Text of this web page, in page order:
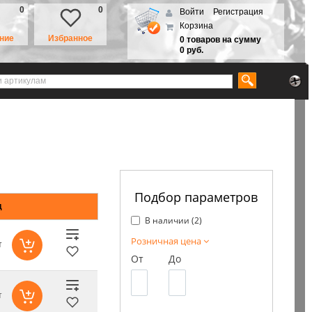
0
Избранное
0 Войти
Регистрация
Корзина
0 товаров на сумму
0 руб.
Подбор параметров
В наличии (2)
Розничная цена
От До